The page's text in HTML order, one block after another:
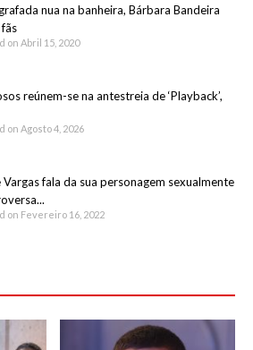
nua na banheira, Bárbara Bandeira
on Abril 15, 2020
reúnem-se na antestreia de ‘Playback’,
on Agosto 4, 2026
Vargas fala da sua personagem sexualmente
on Fevereiro 16, 2022